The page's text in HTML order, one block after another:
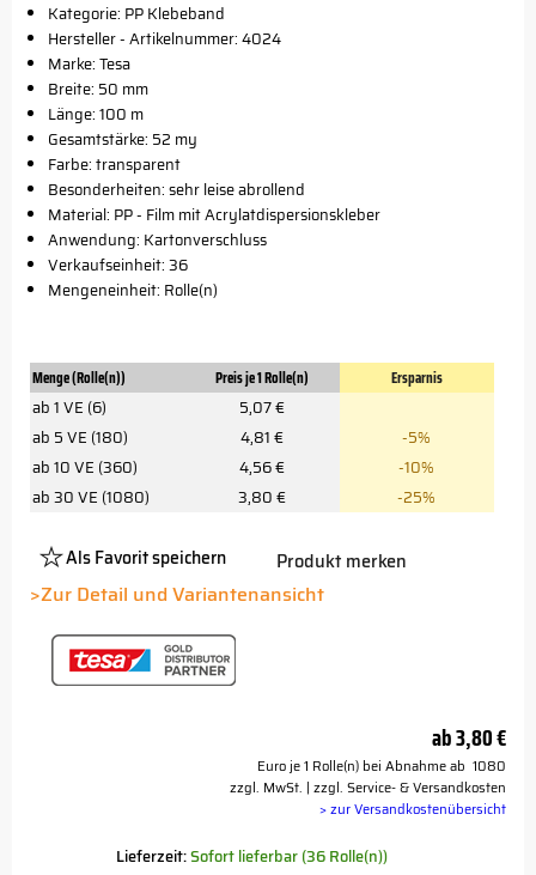
Kategorie: PP Klebeband
Hersteller - Artikelnummer: 4024
Marke: Tesa
Breite: 50 mm
Länge: 100 m
Gesamtstärke: 52 my
Farbe: transparent
Besonderheiten: sehr leise abrollend
Material: PP - Film mit Acrylatdispersionskleber
Anwendung: Kartonverschluss
Verkaufseinheit: 36
Mengeneinheit: Rolle(n)
Menge (Rolle(n)) Preis je 1 Rolle(n)
Ersparnis
ab 1 VE (6)
5,07 €
ab 5 VE (180)
4,81 €
-5%
ab 10 VE (360)
4,56 €
-10%
ab 30 VE (1080)
3,80 € -25%
Als Favorit speichern
Platzhalter
Button
Produkt merken
>Zur Detail und Variantenansicht
ab3,80 €
Euro je 1 Rolle(n) bei Abnahme ab 1080
zzgl. MwSt. | zzgl. Service- & Versandkosten
> zur Versandkostenübersicht
Lieferzeit:Sofort lieferbar (36 Rolle(n))